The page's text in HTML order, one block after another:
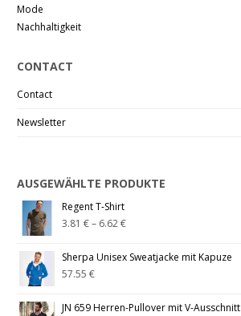
Mode
Nachhaltigkeit
CONTACT
Contact
Newsletter
AUSGEWÄHLTE PRODUKTE
Regent T-Shirt
3.81€– 6.62€
Sherpa Unisex Sweatjacke mit Kapuze
57.55€
JN 659 Herren-Pullover mit V-Ausschnitt